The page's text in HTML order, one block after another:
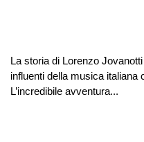
La storia di Lorenzo
influenti della musica
L’incredibile avventura...